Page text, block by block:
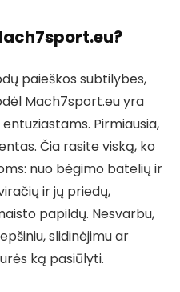
paieškos subtilybes,
Mach7sport.eu yra
Pirmiausia,
Čia rasite viską, ko
nuo bėgimo batelių ir
ir jų priedų,
papildų. Nesvarbu,
slidinėjimu ar
ką pasiūlyti.